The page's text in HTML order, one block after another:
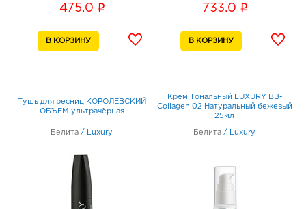
475.0 i 733.0 i
Тушь для ресниц КОРОЛЕВСКИЙ
ОБЪЁМ ультрачёрная
Белита / Luxury
Крем Тональный LUXURY BB-
Collagen 02 Натуральный бежевый
25мл
Белита / Luxury